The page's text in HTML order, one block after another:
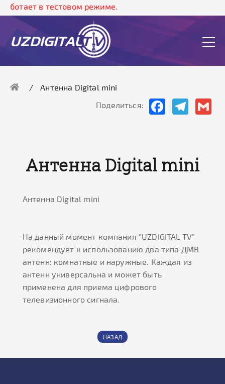
в тестовом режиме.
Антенна Digital mini
Поделиться:
FacebookTelegram
Антенна Digital mini
Антенна Digital mini
На данный момент компания "UZDIGITAL TV"
рекомендует к использованию два типа ДМВ
антенн: комнатные и наружные. Каждая из
антенн универсальна и может быть
применена для приема цифрового
телевизионного сигнала.
НАЗАД